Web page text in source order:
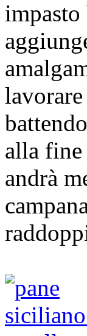
impasto
alla fine
andrà